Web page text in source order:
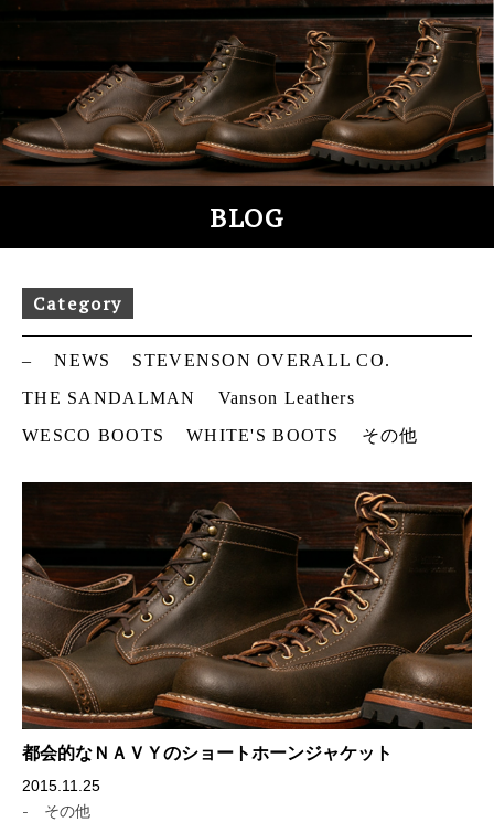
o
c
t
BLOG
Category
– NEWS
STEVENSON OVERALL CO.
THE SANDALMAN
Vanson Leathers
WESCO BOOTS
WHITE'S BOOTS その他
都会的なＮＡＶＹのショートホーンジャケット
2015.11.25
- その他